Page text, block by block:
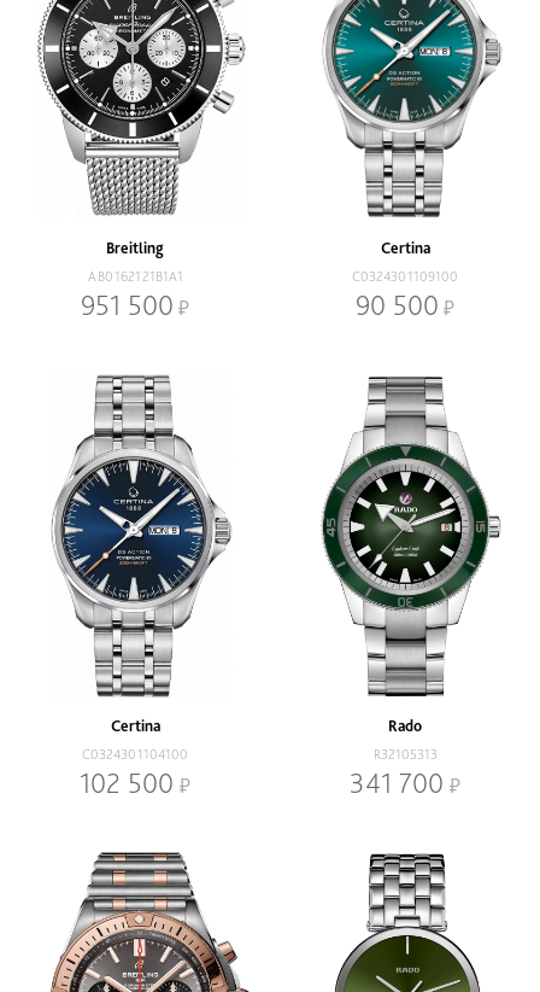
Breitling
AB0162121B1A1
951 500
Certina
C0324301109100
90 500
Certina
C0324301104100
102 500
Rado
R32105313
341 700